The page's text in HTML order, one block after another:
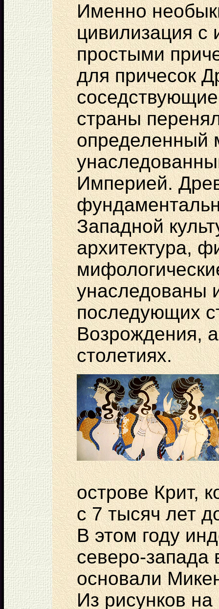
Именно
цивилизация с
простыми
для причесок
страны
определенный
Империей.
Западной
архитектура,
унаследованы
последующих
Возрождения,
столетиях.
острове Крит,
с 7 тысяч лет
В этом году
северо-запада
основали
Из рисунков